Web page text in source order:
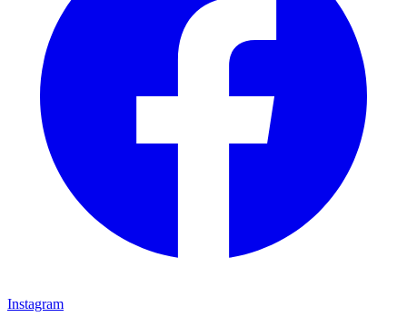
Instagram